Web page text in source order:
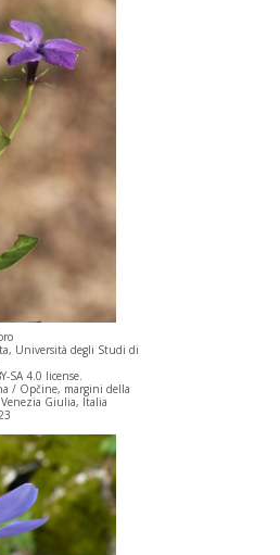
Università degli Studi di
SA 4.0 license.
/ Opčine, margini della
Giulia, Italia